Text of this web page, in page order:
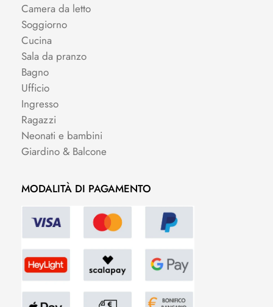
Camera da letto
Soggiorno
Cucina
Sala da pranzo
Bagno
Ufficio
Ingresso
Ragazzi
Neonati e bambini
Giardino & Balcone
MODALITÀ DI PAGAMENTO